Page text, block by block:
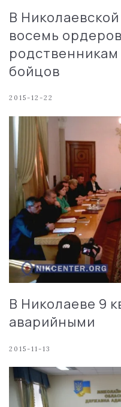
В
восемь
бойцов
2015-12-22
В Николаеве 9
аварийными
2015-11-13